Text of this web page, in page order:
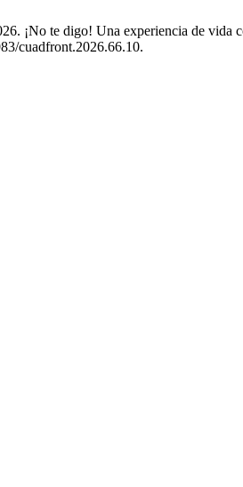
¡No te digo! Una experiencia de vida
cuadfront.2026.66.10.